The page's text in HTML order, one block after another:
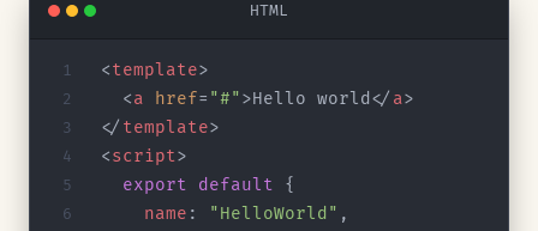
HTML
<template>
  <
a href= "#">Hello world</ a>
</ template>
<script>
  export
default {
    name
: "HelloWorld" ,